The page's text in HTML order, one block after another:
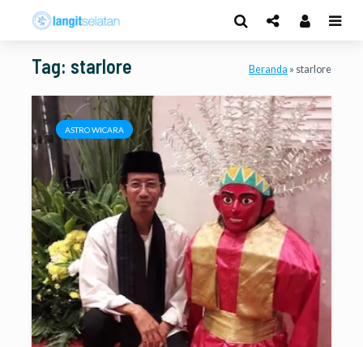
Tag: starlore Beranda » starlore
ASTRO WICARA